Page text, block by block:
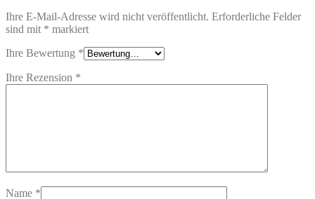
Ihre E-Mail-Adresse wird nicht veröffentlicht. Erforderliche Felder
sind mit * markiert
Ihre Bewertung *
Ihre Rezension *
Name *